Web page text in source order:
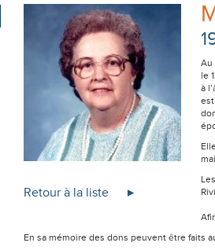
Retour à la liste
Au
le
à
En sa mémoire des dons peuvent être faits